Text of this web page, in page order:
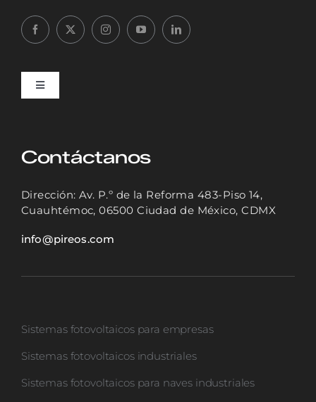
Toggle
CASOS DE ÉXITO
Contáctanos
Dirección: Av. P.º de la Reforma 483-Piso 14,
Cuauhtémoc, 06500 Ciudad de México, CDMX
info@pireos.com
Sistemas fotovoltaicos para empresas
Sistemas fotovoltaicos industriales
Sistemas fotovoltaicos para naves industriales